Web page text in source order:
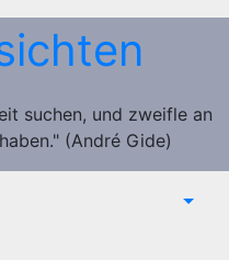
suchen, und zweifle an
(André Gide)